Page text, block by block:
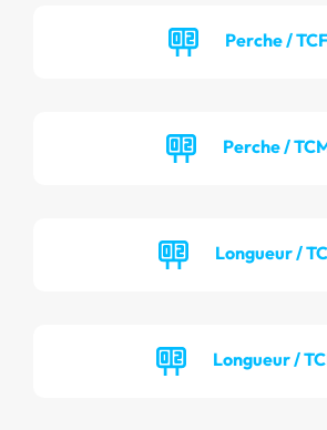
Perche / TCF
Perche /
Longueur /
Longueur /